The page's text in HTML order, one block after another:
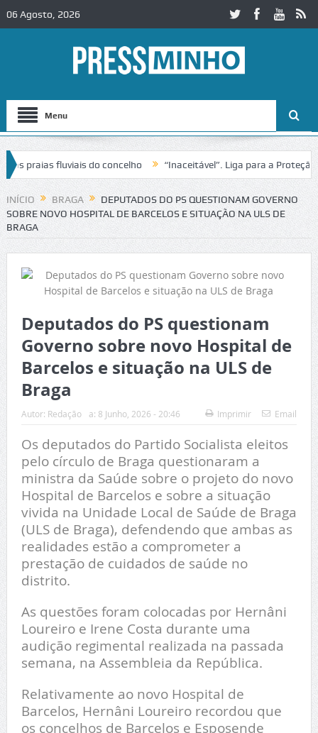
06 Agosto, 2026
Menu
fluviais do concelho “Inaceitável”. Liga para a Proteção da
de trânsito no IC2 em Alcobaça Igreja do Castelo de Cerveira
INÍCIO BRAGA
DEPUTADOS DO PS QUESTIONAM GOVERNO
SOBRE NOVO HOSPITAL DE BARCELOS E SITUAÇÃO NA ULS DE
BRAGA
Deputados do PS questionam
Governo sobre novo Hospital de
Barcelos e situação na ULS de
Braga
Autor: Redação a: 8 Junho, 2026 - 20:46 Imprimir Email
Os deputados do Partido Socialista eleitos
pelo círculo de Braga questionaram a
ministra da Saúde sobre o projeto do novo
Hospital de Barcelos e sobre a situação
vivida na Unidade Local de Saúde de Braga
(ULS de Braga), defendendo que ambas as
realidades estão a comprometer a
prestação de cuidados de saúde no
distrito.
As questões foram colocadas por Hernâni
Loureiroe Irene Costa durante uma
audição regimental realizada na passada
semana, na Assembleia da República.
Relativamente ao novo Hospital de
Barcelos, Hernâni Loureiro recordou que
os concelhos de Barcelos e Esposende